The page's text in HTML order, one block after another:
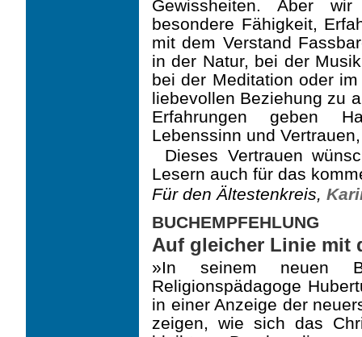
Gewissheiten. Aber
besondere Fähigkeit,
mit dem Verstand
in der Natur, bei der
bei der Meditation oder
liebevollen Beziehung zu
Erfahrungen geben
Lebenssinn und
Dieses Vertrauen
Lesern auch für das
Für den Ältestenkreis,
BUCHEMPFEHLUNG
Auf gleicher Linie mit
»In seinem neuen
Religionspädagoge
in einer Anzeige der
zeigen, wie sich das